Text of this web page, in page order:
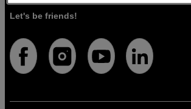
Let's be friends!